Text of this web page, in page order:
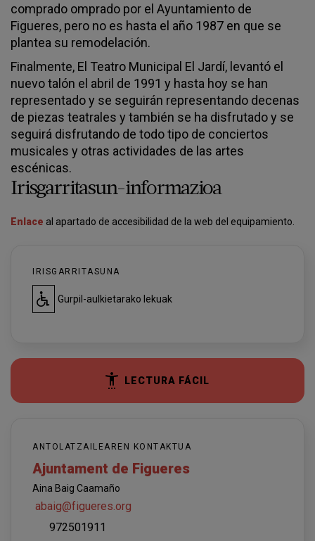
comprado omprado por el Ayuntamiento de
Figueres, pero no es hasta el año 1987 en que se
plantea su remodelación.
Finalmente, El Teatro Municipal El Jardí, levantó el
nuevo talón el abril de 1991 y hasta hoy se han
representado y se seguirán representando decenas
de piezas teatrales y también se ha disfrutado y se
seguirá disfrutando de todo tipo de conciertos
musicales y otras actividades de las artes
escénicas.
Irisgarritasun-informazioa
Enlace al apartado de accesibilidad de la web del equipamiento.
IRISGARRITASUNA
Gurpil-aulkietarako lekuak
LECTURA FÁCIL
ANTOLATZAILEAREN KONTAKTUA
Ajuntament de Figueres
Aina Baig Caamaño
abaig@figueres.org
972501911